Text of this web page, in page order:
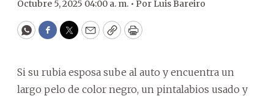
Octubre 5, 2025 04:00 a. m. • Por Luis Bareiro
WhatsApp
Facebook
Twitter
EmailCopyPrint
Si su rubia esposa sube al auto y encuentra un
largo pelo de color negro, un pintalabios usado y